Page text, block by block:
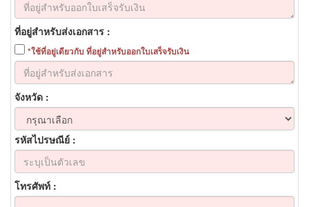
ที่อยู่สำหรับส่งเอกสาร
ใช้ที่อยู่เดียวกับ ที่อยู่สำหรับออกใบเสร็จรับเงิน
จังหวัด
รหัสไปรษณีย์
โทรศัพท์